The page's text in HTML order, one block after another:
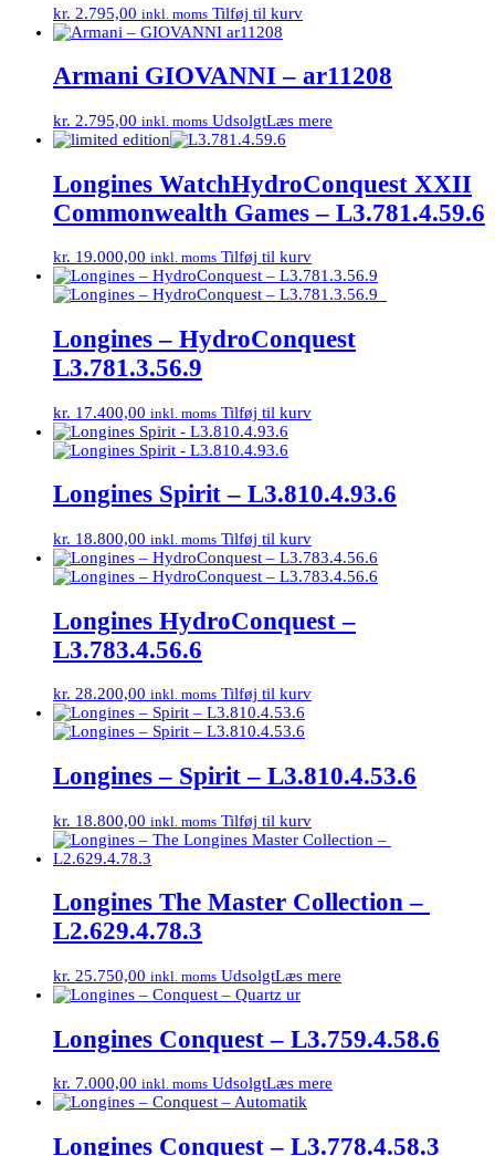
kr. 2.795,00 inkl. moms Tilføj til kurv
Armani GIOVANNI – ar11208
kr. 2.795,00 inkl. moms UdsolgtLæs mere
Longines WatchHydroConquest XXII
Commonwealth Games – L3.781.4.59.6
kr. 19.000,00 inkl. moms Tilføj til kurv
Longines – HydroConquest
L3.781.3.56.9
kr. 17.400,00 inkl. moms Tilføj til kurv
Longines Spirit – L3.810.4.93.6
kr. 18.800,00 inkl. moms Tilføj til kurv
Longines HydroConquest –
L3.783.4.56.6
kr. 28.200,00 inkl. moms Tilføj til kurv
Longines – Spirit – L3.810.4.53.6
kr. 18.800,00 inkl. moms Tilføj til kurv
Longines The Master Collection –
L2.629.4.78.3
kr. 25.750,00 inkl. moms UdsolgtLæs mere
Longines Conquest – L3.759.4.58.6
kr. 7.000,00 inkl. moms UdsolgtLæs mere
Longines Conquest – L3.778.4.58.3